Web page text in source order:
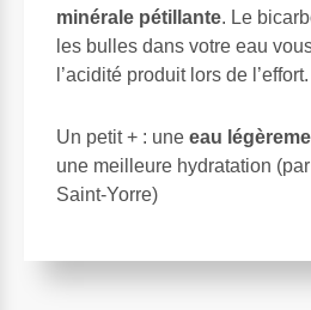
minérale pétillante. Le
les bulles dans votre eau
l’acidité produit lors de l’effort.
Un petit + : une eau
une meilleure hydratation
Saint-Yorre)